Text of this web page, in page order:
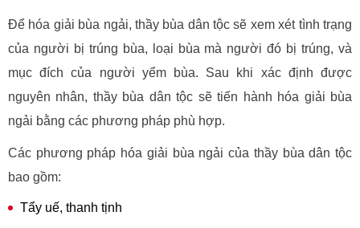
Để hóa giải bùa ngải, thầy bùa dân tộc sẽ xem xét tình trạng
của người bị trúng bùa, loại bùa mà người đó bị trúng, và
mục đích của người yểm bùa. Sau khi xác định được
nguyên nhân, thầy bùa dân tộc sẽ tiến hành hóa giải bùa
ngải bằng các phương pháp phù hợp.
Các phương pháp hóa giải bùa ngải của thầy bùa dân tộc
bao gồm:
Tẩy uế, thanh tịnh